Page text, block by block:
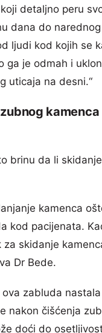
detaljno peru
dana do
ljudi kod kojih se
ga je odmah i
uticaja na desni.“
brinu da li
kamenca
kod pacijenata.
za skidanje
Dr Bede.
ova zabluda
nakon čišćenja
doći do